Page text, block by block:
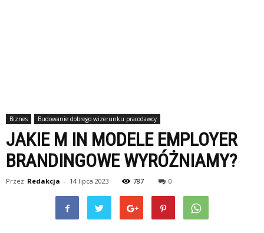
Biznes Budowanie dobrego wizerunku pracodawcy
JAKIE M IN MODELE EMPLOYER
BRANDINGOWE WYRÓŻNIAMY?
Przez Redakcja - 14 lipca 2023 787 0